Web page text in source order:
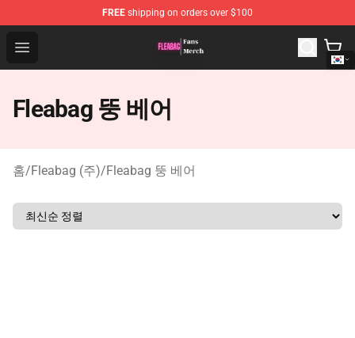
FREE shipping on orders over $100
Open menu
Fleabag Store - Official Fleabag Merchandise Shop
Fleabag 뚱 베어
홈/Fleabag (주)/Fleabag 뚱 베어